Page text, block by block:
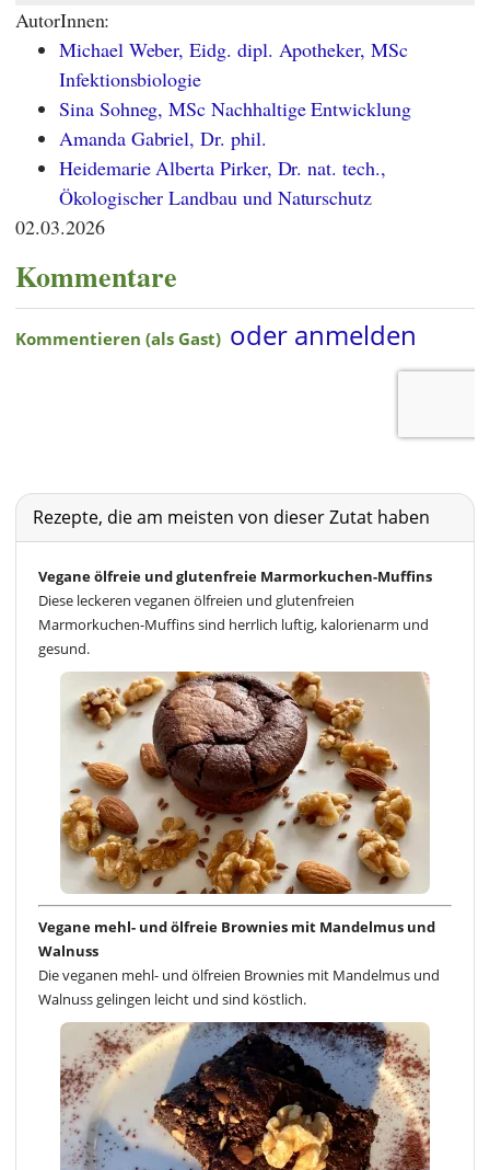
AutorInnen:
Michael Weber, Eidg. dipl. Apotheker, MSc
Infektionsbiologie
Sina Sohneg, MSc Nachhaltige Entwicklung
Amanda Gabriel, Dr. phil.
Heidemarie Alberta Pirker, Dr. nat. tech.,
Ökologischer Landbau und Naturschutz
02.03.2026
Kommentare
Rezepte, die am meisten von dieser Zutat haben
Vegane ölfreie und glutenfreie Marmorkuchen-Muffins
Diese leckeren veganen ölfreien und glutenfreien
Marmorkuchen-Muffins sind herrlich luftig, kalorienarm und
gesund.
Vegane mehl- und ölfreie Brownies mit Mandelmus und
Walnuss
Die veganen mehl- und ölfreien Brownies mit Mandelmus und
Walnuss gelingen leicht und sind köstlich.